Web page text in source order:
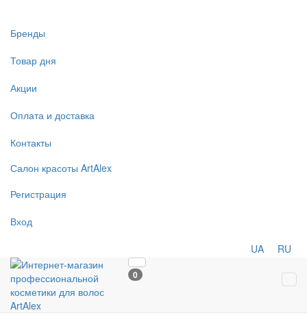
Бренды
Товар дня
Акции
Оплата и доставка
Контакты
Салон красоты ArtAlex
Регистрация
Вход
UA RU
0